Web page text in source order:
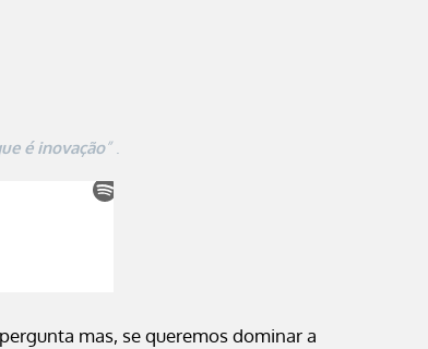
é inovação”.
mas, se queremos dominar a